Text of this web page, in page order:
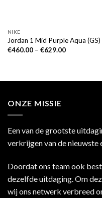
NIKE
Jordan 1 Mid Purple Aqua (GS)
€460.00– €629.00
ONZE MISSIE
Een van de grootste
verkrijgen van de nieuwste
Doordat ons team ook
dezelfde uitdaging. Om
wij ons netwerk verbreed